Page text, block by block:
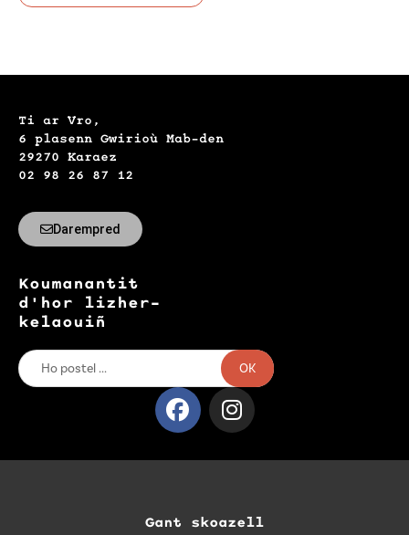
Ti ar Vro,
6 plasenn Gwirioù Mab-den
29270 Karaez
02 98 26 87 12
Darempred
Koumanantit
d'hor lizher-
kelaouiñ
OK
Gant skoazell